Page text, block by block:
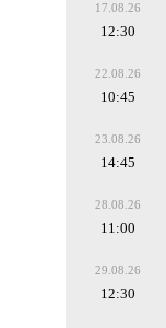
17.08.26
12:30
22.08.26
10:45
23.08.26
14:45
28.08.26
11:00
29.08.26
12:30